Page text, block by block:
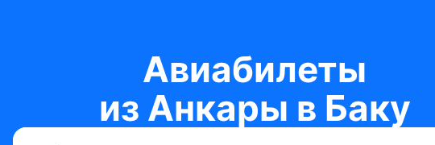
Авиабилеты
из Анкары в Баку